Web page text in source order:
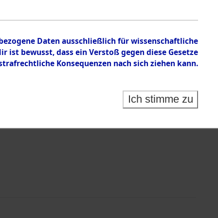
des Verlaufs und der Geschehnisse um
Daten ausschließlich für wissenschaftliche
bewusst, dass ein Verstoß gegen diese Gesetze
Konsequenzen nach sich ziehen kann.
Ich stimme zu